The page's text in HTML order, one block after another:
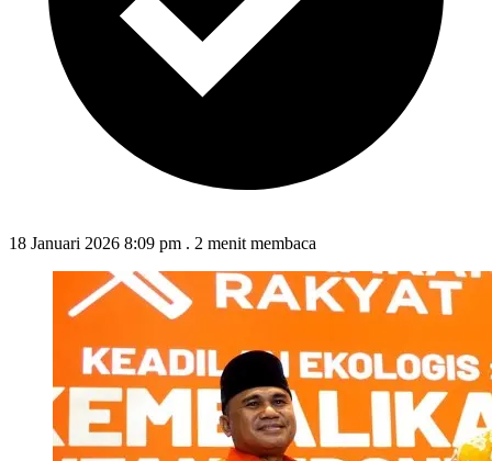
18 Januari 2026 8:09 pm . 2 menit membaca